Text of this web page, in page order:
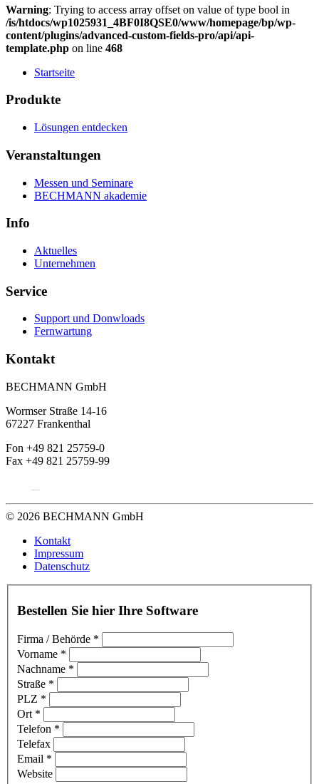
Warning: Trying to access array offset on value of type bool in
/is/htdocs/wp1025931_4BF0I8QSE0/www/homepage/bp/wp-
content/plugins/advanced-custom-fields-pro/api/api-
template.php on line 468
Startseite
Produkte
Lösungen entdecken
Veranstaltungen
Messen und Seminare
BECHMANN akademie
Info
Aktuelles
Unternehmen
Service
Support und Donwloads
Fernwartung
Kontakt
BECHMANN GmbH
Wormser Straße 14-16
67227 Frankenthal
Fon +49 821 25759-0
Fax +49 821 25759-99
© 2026 BECHMANN GmbH
Kontakt
Impressum
Datenschutz
Bestellen Sie hier Ihre Software
Firma / Behörde *
Vorname *
Nachname *
Straße *
PLZ *
Ort *
Telefon *
Telefax
Email *
Website